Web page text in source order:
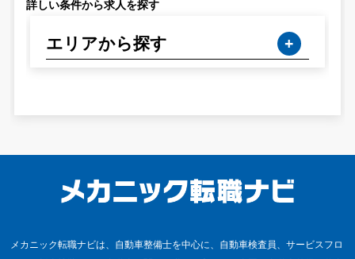
詳しい条件から求人を探す
エリアから探す
メカニック転職ナビは、自動車整備士を中心に、自動車検査員、サービスフロ